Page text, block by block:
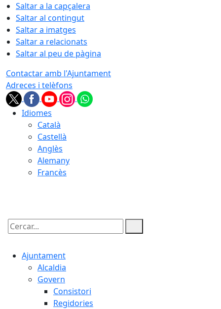
Saltar a la capçalera
Saltar al contingut
Saltar a imatges
Saltar a relacionats
Saltar al peu de pàgina
Contactar amb l'Ajuntament
Adreces i telèfons
Idiomes
Català
Castellà
Anglès
Alemany
Francès
Cercar:
Ajuntament
Alcaldia
Govern
Consistori
Regidories